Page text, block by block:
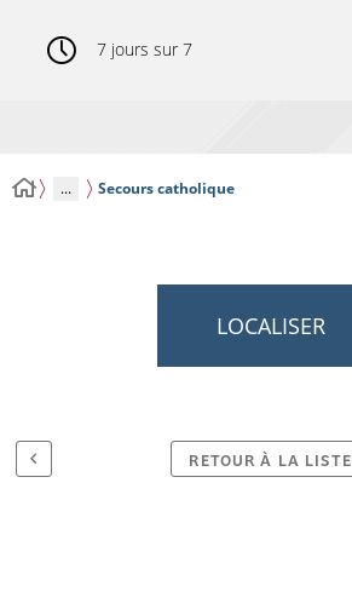
7 jours sur 7
... Secours catholique
LOCALISER
RETOUR À LA LISTE